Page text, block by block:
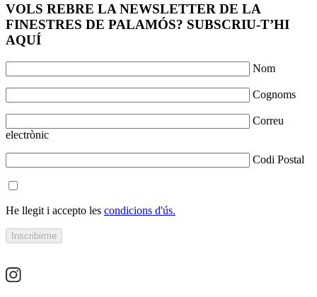
VOLS REBRE LA NEWSLETTER DE LA
FINESTRES DE PALAMÓS? SUBSCRIU-T’HI
AQUÍ
Nom
Cognoms
Correu
electrònic
Codi Postal
He llegit i accepto les condicions d'ús.